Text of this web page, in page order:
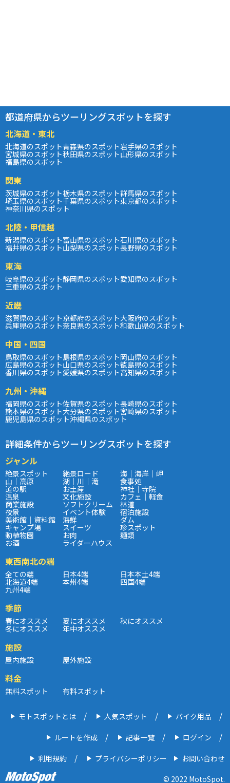
都道府県からツーリングスポットを探す
北海道・東北
北海道のスポット青森県のスポット岩手県のスポット
宮城県のスポット秋田県のスポット山形県のスポット
福島県のスポット
関東
茨城県のスポット栃木県のスポット群馬県のスポット
埼玉県のスポット千葉県のスポット東京都のスポット
神奈川県のスポット
北陸・甲信越
新潟県のスポット富山県のスポット石川県のスポット
福井県のスポット山梨県のスポット長野県のスポット
東海
岐阜県のスポット静岡県のスポット愛知県のスポット
三重県のスポット
近畿
滋賀県のスポット京都府のスポット大阪府のスポット
兵庫県のスポット奈良県のスポット和歌山県のスポット
中国・四国
鳥取県のスポット島根県のスポット岡山県のスポット
広島県のスポット山口県のスポット徳島県のスポット
香川県のスポット愛媛県のスポット高知県のスポット
九州・沖縄
福岡県のスポット佐賀県のスポット長崎県のスポット
熊本県のスポット大分県のスポット宮崎県のスポット
鹿児島県のスポット沖縄県のスポット
詳細条件からツーリングスポットを探す
ジャンル
絶景スポット 絶景ロード 海｜海岸｜岬
山｜高原 湖｜川｜滝 食事処
道の駅 お土産 神社｜寺院
温泉 文化施設 カフェ｜軽食
商業施設 ソフトクリーム 林道
夜景 イベント体験 宿泊施設
美術館｜資料館 海鮮 ダム
キャンプ場 スイーツ 珍スポット
動植物園 お肉 麺類
お酒 ライダーハウス
東西南北の端
全ての端 日本4端 日本本土4端
北海道4端 本州4端 四国4端
九州4端
季節
春にオススメ 夏にオススメ 秋にオススメ
冬にオススメ 年中オススメ
施設
屋内施設 屋外施設
料金
無料スポット 有料スポット
モトスポットとは 人気スポット バイク用品
ルートを作成 記事一覧 ログイン
利用規約 プライバシーポリシー
お問い合わせ
© 2022 MotoSpot.